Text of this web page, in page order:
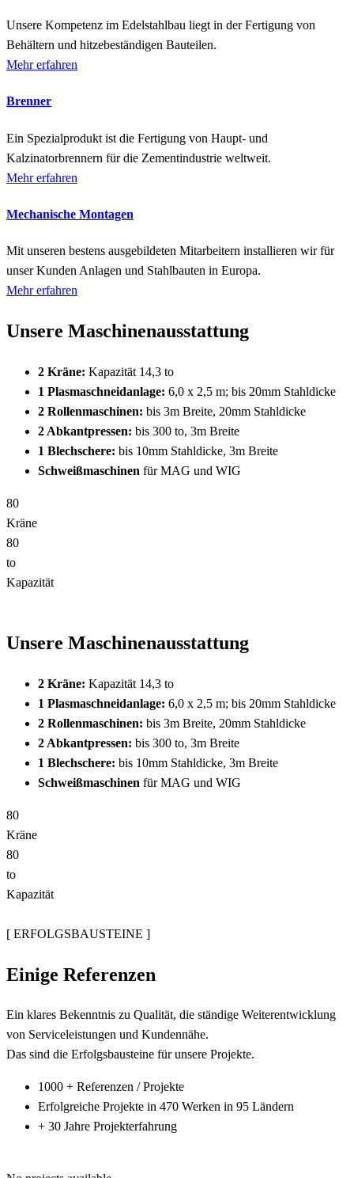
Unsere Kompetenz im Edelstahlbau liegt in der Fertigung von
Behältern und hitzebeständigen Bauteilen.
Mehr erfahren
Brenner
Ein Spezialprodukt ist die Fertigung von Haupt- und
Kalzinatorbrennern für die Zementindustrie weltweit.
Mehr erfahren
Mechanische Montagen
Mit unseren bestens ausgebildeten Mitarbeitern installieren wir für
unser Kunden Anlagen und Stahlbauten in Europa.
Mehr erfahren
Unsere Maschinenausstattung
2 Kräne: Kapazität 14,3 to
1 Plasmaschneidanlage: 6,0 x 2,5 m; bis 20mm Stahldicke
2 Rollenmaschinen: bis 3m Breite, 20mm Stahldicke
2 Abkantpressen: bis 300 to, 3m Breite
1 Blechschere: bis 10mm Stahldicke, 3m Breite
Schweißmaschinen für MAG und WIG
80
Kräne
80
to
Kapazität
Unsere Maschinenausstattung
2 Kräne: Kapazität 14,3 to
1 Plasmaschneidanlage: 6,0 x 2,5 m; bis 20mm Stahldicke
2 Rollenmaschinen: bis 3m Breite, 20mm Stahldicke
2 Abkantpressen: bis 300 to, 3m Breite
1 Blechschere: bis 10mm Stahldicke, 3m Breite
Schweißmaschinen für MAG und WIG
80
Kräne
80
to
Kapazität
[ ERFOLGSBAUSTEINE ]
Einige Referenzen
Ein klares Bekenntnis zu Qualität, die ständige Weiterentwicklung
von Serviceleistungen und Kundennähe.
Das sind die Erfolgsbausteine für unsere Projekte.
1000 + Referenzen / Projekte
Erfolgreiche Projekte in 470 Werken in 95 Ländern
+ 30 Jahre Projekterfahrung